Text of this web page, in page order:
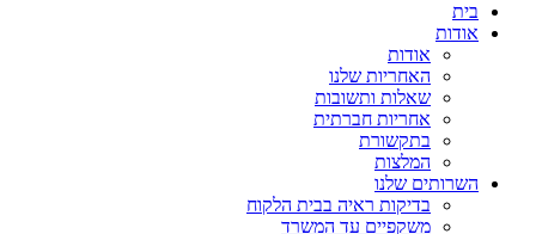
בית
אודות
אודות
האחריות שלנו
שאלות ותשובות
אחריות חברתית
בתקשורת
המלצות
השרותים שלנו
בדיקות ראיה בבית הלקוח
משקפיים עד המשרד